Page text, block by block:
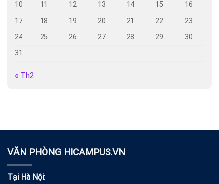
10
11 12 13 14 15
16
17
18 19 20 21 22
23
24
25 26 27 28 29
30
31
« Th2
VĂN PHÒNG HICAMPUS.VN
Tại Hà Nội: